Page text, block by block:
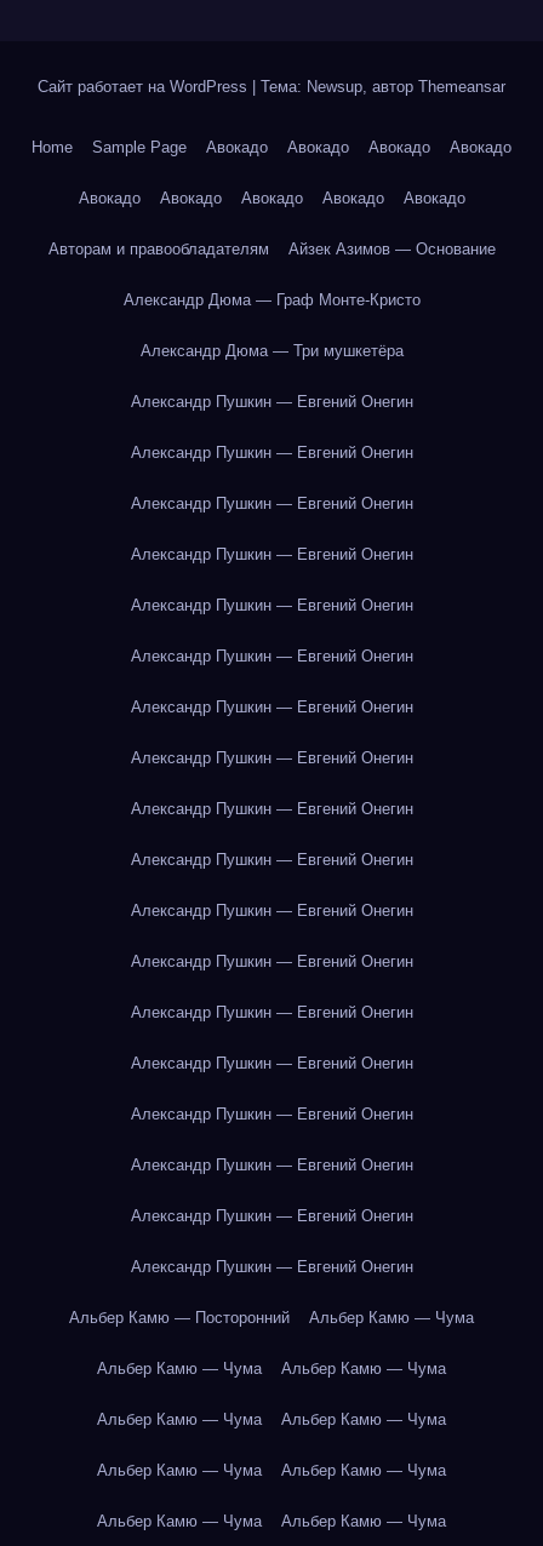
Сайт работает на WordPress Тема: Newsup, автор Themeansar
Home Sample Page Авокадо Авокадо Авокадо Авокадо
Авокадо Авокадо Авокадо Авокадо Авокадо
Авторам и правообладателям Айзек Азимов — Основание
Александр Дюма — Граф Монте-Кристо
Александр Дюма — Три мушкетёра
Александр Пушкин — Евгений Онегин
Александр Пушкин — Евгений Онегин
Александр Пушкин — Евгений Онегин
Александр Пушкин — Евгений Онегин
Александр Пушкин — Евгений Онегин
Александр Пушкин — Евгений Онегин
Александр Пушкин — Евгений Онегин
Александр Пушкин — Евгений Онегин
Александр Пушкин — Евгений Онегин
Александр Пушкин — Евгений Онегин
Александр Пушкин — Евгений Онегин
Александр Пушкин — Евгений Онегин
Александр Пушкин — Евгений Онегин
Александр Пушкин — Евгений Онегин
Александр Пушкин — Евгений Онегин
Александр Пушкин — Евгений Онегин
Александр Пушкин — Евгений Онегин
Александр Пушкин — Евгений Онегин
Альбер Камю — Посторонний Альбер Камю — Чума
Альбер Камю — Чума Альбер Камю — Чума
Альбер Камю — Чума Альбер Камю — Чума
Альбер Камю — Чума Альбер Камю — Чума
Альбер Камю — Чума Альбер Камю — Чума